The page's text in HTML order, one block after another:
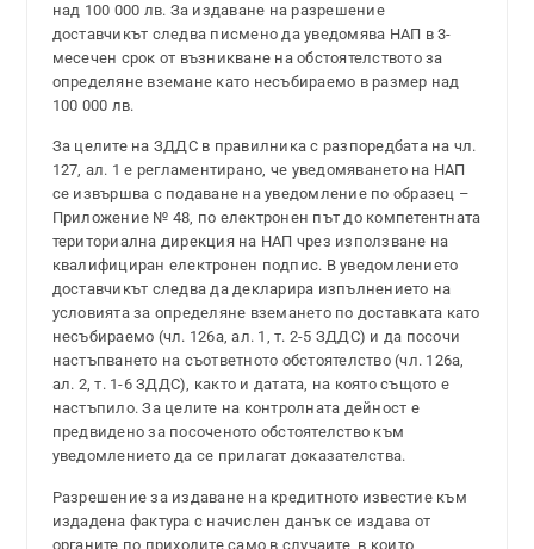
над 100 000 лв. За издаване на разрешение
доставчикът следва писмено да уведомява НАП в 3-
месечен срок от възникване на обстоятелството за
определяне вземане като несъбираемо в размер над
100 000 лв.
За целите на ЗДДС в правилника с разпоредбата на чл.
127, ал. 1 е регламентирано, че уведомяването на НАП
се извършва с подаване на уведомление по образец –
Приложение № 48, по електронен път до компетентната
териториална дирекция на НАП чрез използване на
квалифициран електронен подпис. В уведомлението
доставчикът следва да декларира изпълнението на
условията за определяне вземането по доставката като
несъбираемо (чл. 126а, ал. 1, т. 2-5 ЗДДС) и да посочи
настъпването на съответното обстоятелство (чл. 126а,
ал. 2, т. 1-6 ЗДДС), както и датата, на която същото е
настъпило. За целите на контролната дейност е
предвидено за посоченото обстоятелство към
уведомлението да се прилагат доказателства.
Разрешение за издаване на кредитното известие към
издадена фактура с начислен данък се издава от
органите по приходите само в случаите, в които